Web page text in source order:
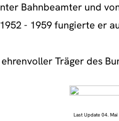
Bahnbeamter und
- 1959 fungierte er
Träger des
Last Update 04.